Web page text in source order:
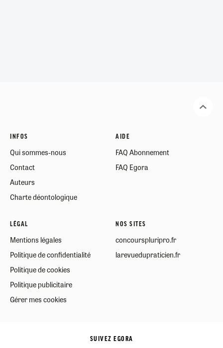
INFOS
Qui sommes-nous
Contact
Auteurs
Charte déontologique
AIDE
FAQ Abonnement
FAQ Egora
LÉGAL
Mentions légales
Politique de confidentialité
Politique de cookies
Politique publicitaire
Gérer mes cookies
NOS SITES
concourspluripro.fr
larevuedupraticien.fr
SUIVEZ EGORA